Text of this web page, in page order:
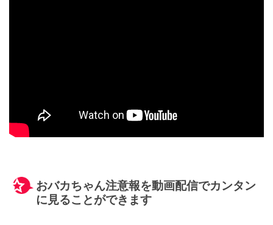
おバカちゃん注意報を動画配信でカンタン
に見ることができます